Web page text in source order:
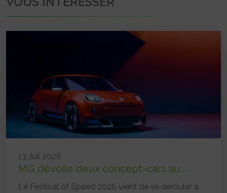
13 Juil 2026
MG dévoile deux concept-cars au...
Le Festival of Speed 2026 vient de se dérouler à